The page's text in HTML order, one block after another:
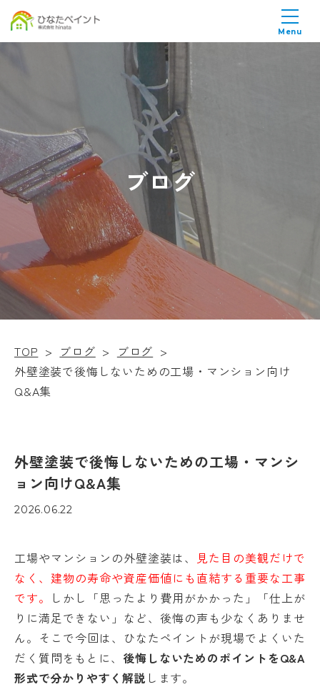
Menu
ブログ
TOP > ブログ > ブログ >
外壁塗装で後悔しないための工場・マンション向け
Q&A集
外壁塗装で後悔しないための工場・マンシ
ョン向けQ&A集
2026.06.22
工場やマンションの外壁塗装は、
見た目の美観だけで
なく、建物の寿命や資産価値にも直結する重要な工事
です。
しかし「思ったより費用がかかった」「仕上が
りに満足できない」など、後悔の声も少なくありませ
ん。そこで今回は、ひなたペイントが現場でよくいた
だく質問をもとに、後悔しないためのポイントをQ&A
形式で分かりやすく解説 します。